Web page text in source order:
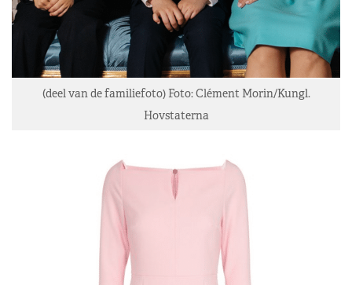
(deel van de familiefoto) Foto: Clément Morin/Kungl.
Hovstaterna